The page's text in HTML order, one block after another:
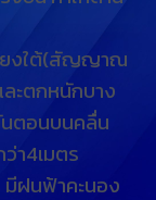
ยงใต้(สัญญาณ
ะตกหนักบาง
ตอนบนคลื่น
า4เมตร
ฝนฟ้าคะนอง